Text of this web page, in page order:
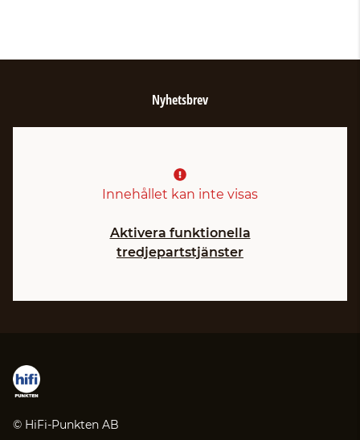
Nyhetsbrev
Innehållet kan inte visas
Aktivera funktionella
tredjepartstjänster
© HiFi-Punkten AB